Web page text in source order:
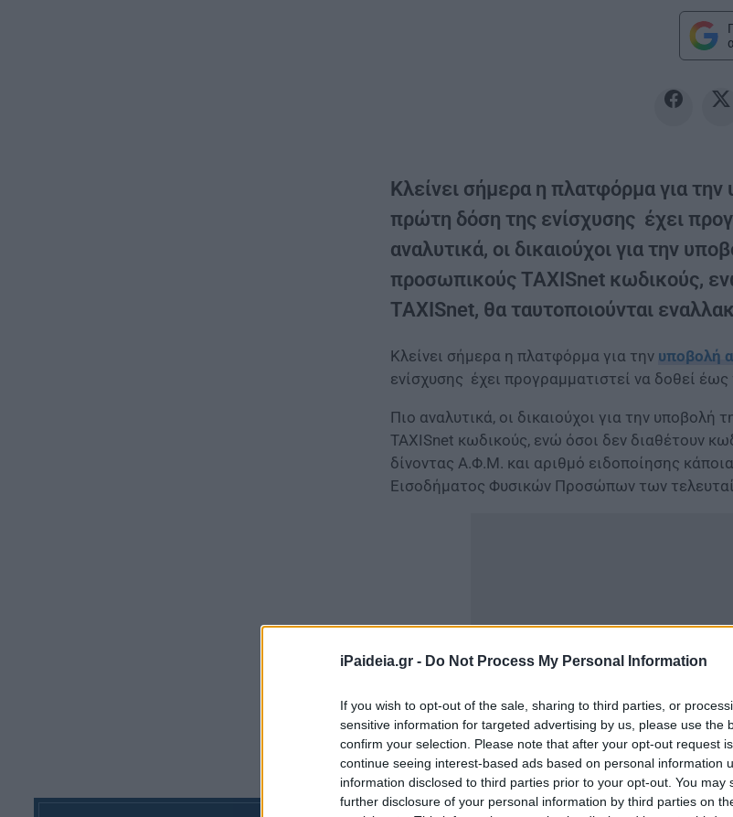
iPaideia.gr - Do Not Process My Personal Information
If you wish to opt-out of the sale, sharing to third parties, or
sensitive information for targeted advertising by us, please use the
confirm your selection. Please note that after your opt-out request
continue seeing interest-based ads based on personal information
information disclosed to third parties prior to your opt-out. You may
further disclosure of your personal information by third parties on
Κλείνει σήμερα η πλατφόρμα για
πρώτη δόση της ενίσχυσης έχει
αναλυτικά, οι δικαιούχοι για την
προσωπικούς TAXISnet κωδικούς,
TAXISnet, θα ταυτοποιούνται
Κλείνει σήμερα η πλατφόρμα για την υποβολή
ενίσχυσης έχει προγραμματιστεί να δοθεί
Πιο αναλυτικά, οι δικαιούχοι για την
TAXISnet κωδικούς, ενώ όσοι δεν διαθέτουν
δίνοντας Α.Φ.Μ. και αριθμό ειδοποίησης
Εισοδήματος Φυσικών Προσώπων των
Ειδικά, σύμφωνα με το newmoney,οι
σπεύσουν να δηλώσουν στην πλατφόρμα